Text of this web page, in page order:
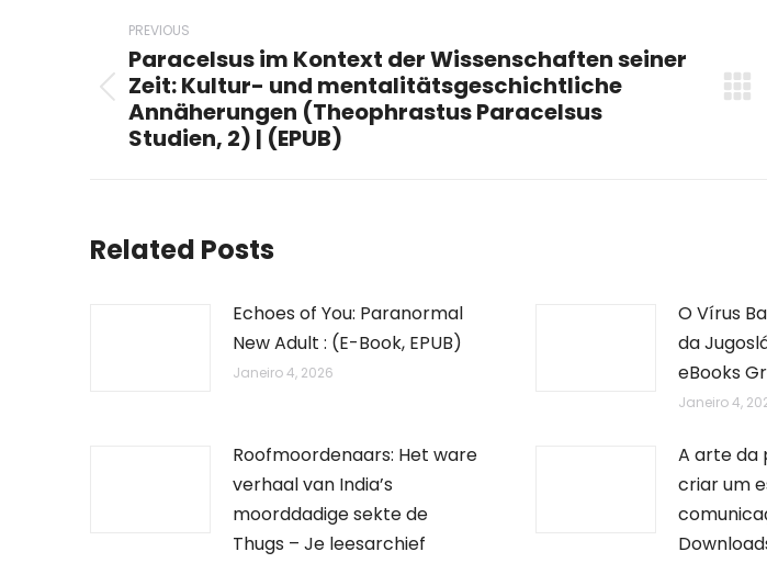
Post
navigation
PREVIOUS
Previous
post:
Paracelsus im Kontext der Wissenschaften seiner
Zeit: Kultur- und mentalitätsgeschichtliche
Annäherungen (Theophrastus Paracelsus
Studien, 2) | (EPUB)
Related Posts
Echoes of You: Paranormal
New Adult : (E-Book, EPUB)
Janeiro 4, 2026
O Vírus
da
eBooks
Janeiro 4,
Roofmoordenaars: Het ware
verhaal van India’s
moorddadige sekte de
Thugs – Je leesarchief
A arte da
criar um